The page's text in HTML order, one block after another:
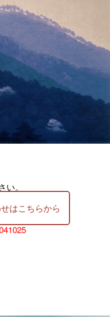
。
はこちらから